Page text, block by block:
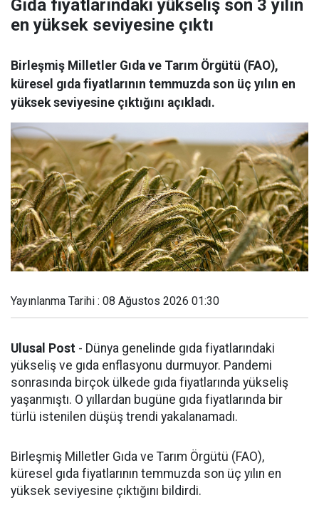
Gıda fiyatlarındaki yükseliş son 3 yılın
en yüksek seviyesine çıktı
Birleşmiş Milletler Gıda ve Tarım Örgütü (FAO),
küresel gıda fiyatlarının temmuzda son üç yılın en
yüksek seviyesine çıktığını açıkladı.
Yayınlanma Tarihi : 08 Ağustos 2026 01:30
Ulusal Post - Dünya genelinde gıda fiyatlarındaki
yükseliş ve gıda enflasyonu durmuyor. Pandemi
sonrasında birçok ülkede gıda fiyatlarında yükseliş
yaşanmıştı. O yıllardan bugüne gıda fiyatlarında bir
türlü istenilen düşüş trendi yakalanamadı.
Birleşmiş Milletler Gıda ve Tarım Örgütü (FAO),
küresel gıda fiyatlarının temmuzda son üç yılın en
yüksek seviyesine çıktığını bildirdi.